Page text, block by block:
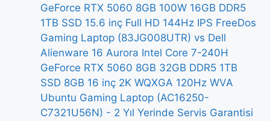
GeForce RTX 5060 8GB 100W 16GB DDR5
1TB SSD 15.6 inç Full HD 144Hz IPS FreeDos
Gaming Laptop (83JG008UTR) vs Dell
Alienware 16 Aurora Intel Core 7-240H
GeForce RTX 5060 8GB 32GB DDR5 1TB
SSD 8GB 16 inç 2K WQXGA 120Hz WVA
Ubuntu Gaming Laptop (AC16250-
C7321U56N) - 2 Yıl Yerinde Servis Garantisi